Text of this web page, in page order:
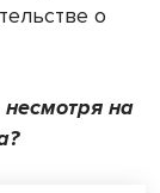
о
на